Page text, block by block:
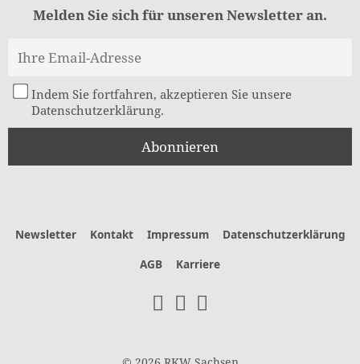
Melden Sie sich für unseren Newsletter an.
Indem Sie fortfahren, akzeptieren Sie unsere
Datenschutzerklärung.
Newsletter Kontakt Impressum
Datenschutzerklärung
AGB
Karriere